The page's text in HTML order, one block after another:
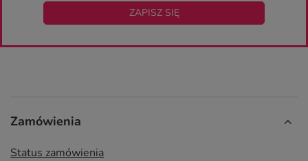
ZAPISZ SIĘ
Zamówienia
Status zamówienia